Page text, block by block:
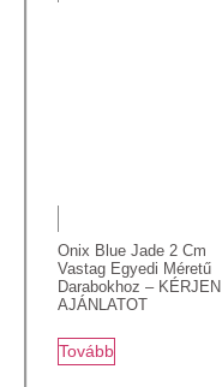
Onix Blue Jade 2 Cm
Vastag Egyedi Méretű
Darabokhoz – KÉRJEN
AJÁNLATOT
Tovább